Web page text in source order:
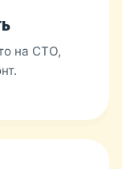
на СТО,